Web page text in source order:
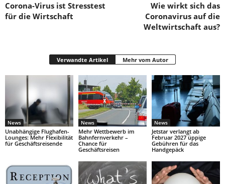
Corona-Virus ist Stresstest
für die Wirtschaft
Wie wirkt sich das
Coronavirus auf die
Weltwirtschaft aus?
Verwandte Artikel Mehr vom Autor
News
Unabhängige Flughafen-
Lounges: Mehr Flexibilität
für Geschäftsreisende
News
Mehr Wettbewerb im
Bahnfernverkehr –
Chance für
Geschäftsreisen
News
Jetstar verlangt ab
Februar 2027 üppige
Gebühren für das
Handgepäck